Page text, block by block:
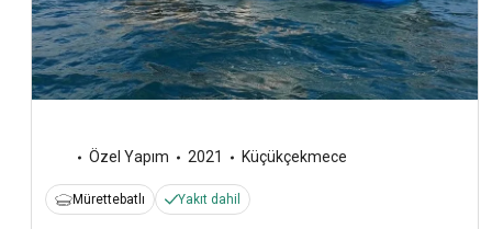
Özel Yapım 2021 Küçükçekmece
Mürettebatlı Yakıt dahil